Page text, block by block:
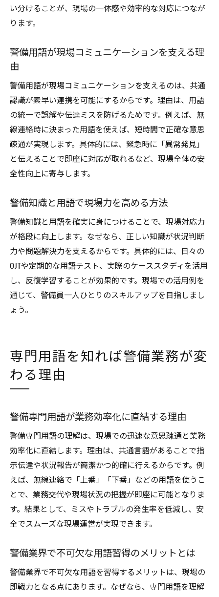
警備員の報告文言と使い分け例を詳しく解
現場の信頼を築く警備報告の重要ポイント
上番下番の警備用語で現場運営を円滑に
警備の現場力を高める用語理解の秘訣
警備用語の正しい理解が現場力向上の鍵
警備員のスキルアップに役立つ用語学習法
警備現場で即活かせる知識と用語の融合
警備力を底上げするコミュニケーション術
警備用語マスターで信頼される現場対応
実務で使える警備用語集の活用術
警備現場で即役立つ用語集の使い方を紹介
警備員が押さえるべき実務用語の応用術
警備用語集で現場対応力を磨くポイント
警備知識の定着に役立つ用語集活用法
い分けることが、現場の一体感や効率的な対応につなが
ります。
警備用語が現場コミュニケーションを支える理
由
警備用語が現場コミュニケーションを支えるのは、共通
認識が素早い連携を可能にするからです。理由は、用語
の統一で誤解や伝達ミスを防げるためです。例えば、無
線連絡時に決まった用語を使えば、短時間で正確な意思
疎通が実現します。具体的には、緊急時に「異常発見」
と伝えることで即座に対応が取れるなど、現場全体の安
全性向上に寄与します。
警備知識と用語で現場力を高める方法
警備知識と用語を確実に身につけることで、現場対応力
が格段に向上します。なぜなら、正しい知識が状況判断
力や問題解決力を支えるからです。具体的には、日々の
OJTや定期的な用語テスト、実際のケーススタディを活用
し、反復学習することが効果的です。現場での活用例を
通じて、警備員一人ひとりのスキルアップを目指しまし
ょう。
専門用語を知れば警備業務が変
わる理由
警備専門用語が業務効率化に直結する理由
警備専門用語の理解は、現場での迅速な意思疎通と業務
効率化に直結します。理由は、共通言語があることで指
示伝達や状況報告が簡潔かつ的確に行えるからです。例
えば、無線連絡で「上番」「下番」などの用語を使うこ
とで、業務交代や現場状況の把握が即座に可能となりま
す。結果として、ミスやトラブルの発生率を低減し、安
全でスムーズな現場運営が実現できます。
警備業界で不可欠な用語習得のメリットとは
警備業界で不可欠な用語を習得するメリットは、現場の
即戦力となる点にあります。なぜなら、専門用語を理解